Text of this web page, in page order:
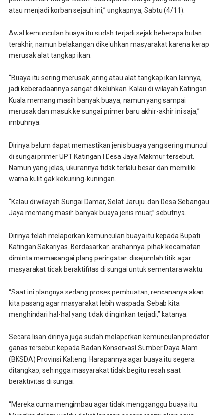
atau menjadi korban sejauh ini,” ungkapnya, Sabtu (4/11).
Awal kemunculan buaya itu sudah terjadi sejak beberapa bulan
terakhir, namun belakangan dikeluhkan masyarakat karena kerap
merusak alat tangkap ikan.
“Buaya itu sering merusak jaring atau alat tangkap ikan lainnya,
jadi keberadaannya sangat dikeluhkan. Kalau di wilayah Katingan
Kuala memang masih banyak buaya, namun yang sampai
merusak dan masuk ke sungai primer baru akhir-akhir ini saja,”
imbuhnya.
Dirinya belum dapat memastikan jenis buaya yang sering muncul
di sungai primer UPT Katingan I Desa Jaya Makmur tersebut.
Namun yang jelas, ukurannya tidak terlalu besar dan memiliki
warna kulit gak kekuning-kuningan.
“Kalau di wilayah Sungai Damar, Selat Jaruju, dan Desa Sebangau
Jaya memang masih banyak buaya jenis muar,” sebutnya.
Dirinya telah melaporkan kemunculan buaya itu kepada Bupati
Katingan Sakariyas. Berdasarkan arahannya, pihak kecamatan
diminta memasangai plang peringatan disejumlah titik agar
masyarakat tidak beraktifitas di sungai untuk sementara waktu.
“Saat ini plangnya sedang proses pembuatan, rencananya akan
kita pasang agar masyarakat lebih waspada. Sebab kita
menghindari hal-hal yang tidak diinginkan terjadi,” katanya.
Secara lisan dirinya juga sudah melaporkan kemunculan predator
ganas tersebut kepada Badan Konservasi Sumber Daya Alam
(BKSDA) Provinsi Kalteng. Harapannya agar buaya itu segera
ditangkap, sehingga masyarakat tidak begitu resah saat
beraktivitas di sungai.
“Mereka cuma mengimbau agar tidak mengganggu buaya itu.